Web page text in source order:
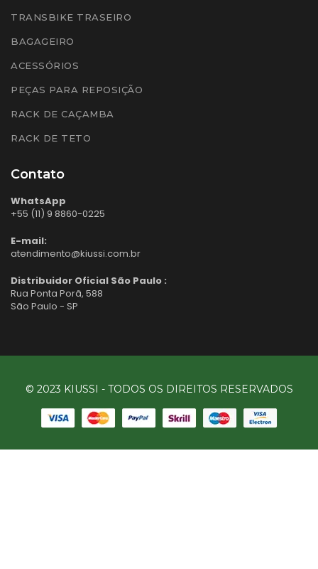
TRANSBIKE TRASEIRO
BAGAGEIRO
ACESSÓRIOS
PEÇAS PARA REPOSIÇÃO
RACK DE CAÇAMBA
RACK DE TETO
Contato
WhatsApp
+55 (11) 9 8860-0225
E-mail:
atendimento@kiussi.com.br
Distribuidor Oficial São Paulo :
Rua Ponta Porã, 588
São Paulo - SP
© 2023 KIUSSI - TODOS OS DIREITOS RESERVADOS